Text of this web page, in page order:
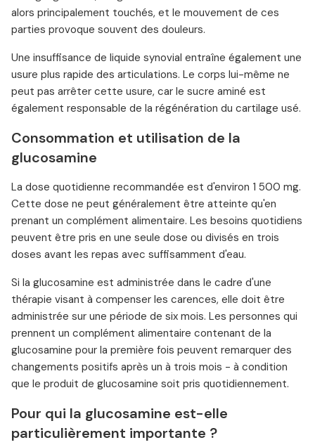
alors principalement touchés, et le mouvement de ces
parties provoque souvent des douleurs.
Une insuffisance de liquide synovial entraîne également une
usure plus rapide des articulations. Le corps lui-même ne
peut pas arrêter cette usure, car le sucre aminé est
également responsable de la régénération du cartilage usé.
Consommation et utilisation de la
glucosamine
La dose quotidienne recommandée est d'environ 1 500 mg.
Cette dose ne peut généralement être atteinte qu'en
prenant un complément alimentaire. Les besoins quotidiens
peuvent être pris en une seule dose ou divisés en trois
doses avant les repas avec suffisamment d'eau.
Si la glucosamine est administrée dans le cadre d'une
thérapie visant à compenser les carences, elle doit être
administrée sur une période de six mois. Les personnes qui
prennent un complément alimentaire contenant de la
glucosamine pour la première fois peuvent remarquer des
changements positifs après un à trois mois - à condition
que le produit de glucosamine soit pris quotidiennement.
Pour qui la glucosamine est-elle
particulièrement importante ?